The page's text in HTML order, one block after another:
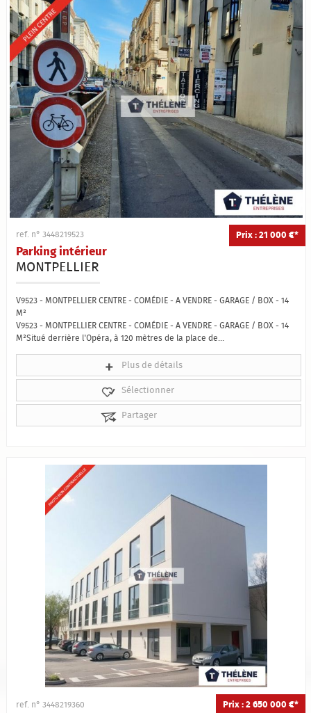
Prix : 21 000 €*
ref. n° 3448219523
Parking intérieur
MONTPELLIER
V9523 - MONTPELLIER CENTRE - COMÉDIE - A VENDRE - GARAGE / BOX - 14
M²
V9523 - MONTPELLIER CENTRE - COMÉDIE - A VENDRE - GARAGE / BOX - 14
M²Situé derrière l'Opéra, à 120 mètres de la place de...
Plus de détails
Sélectionner
Partager
Prix : 2 650 000 €*
ref. n° 3448219360